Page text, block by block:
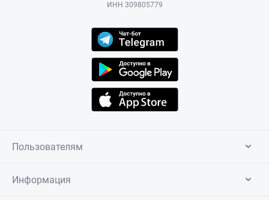
ИНН 309805779
Пользователям
Информация